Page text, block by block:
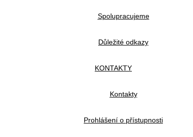
Spolupracujeme
Důležité odkazy
KONTAKTY
Kontakty
Prohlášení o přístupnosti